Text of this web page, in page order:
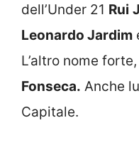
dell’Under 21 Rui
Leonardo Jardim
L’altro nome
Fonseca. Anche
Capitale.